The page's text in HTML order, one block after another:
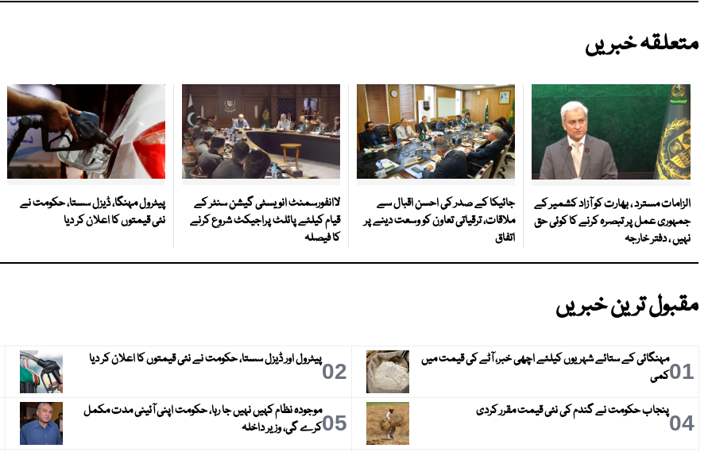
متعلقہ خبریں
الزامات مسترد ، بھارت کو آزاد کشمیر کے
جمہوری عمل پر تبصرہ کرنے کا کوئی حق
نہیں ، دفتر خارجہ
جائیکا کے صدر کی احسن اقبال سے
ملاقات، ترقیاتی تعاون کو وسعت دینے پر
اتفاق
لاانفورسمنٹ انویسٹی گیشن سنٹر کے
قیام کیلئے پائلٹ پراجیکٹ شروع کرنے
کا فیصلہ
پیٹرول مہنگا، ڈیزل سستا، حکومت نے
نئی قیمتوں کا اعلان کر دیا
مقبول ترین خبریں
01مہنگائی کے ستائے شہریوں کیلئے اچھی خبر، آٹے کی قیمت میں
کمی
02پیٹرول اور ڈیزل سستا، حکومت نے نئی قیمتوں کا اعلان کر دیا
04پنجاب حکومت نے گندم کی نئی قیمت مقرر کردی 05موجودہ نظام کہیں نہیں جا رہا، حکومت اپنی آئینی مدت مکمل
کرے گی، وزیر داخلہ